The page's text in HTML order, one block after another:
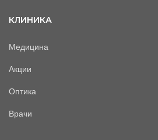
КЛИНИКА
Медицина
Акции
Оптика
Врачи